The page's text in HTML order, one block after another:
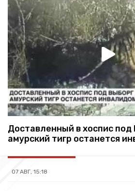
Доставленный в хоспис под
амурский тигр останется
07 АВГ, 15:18